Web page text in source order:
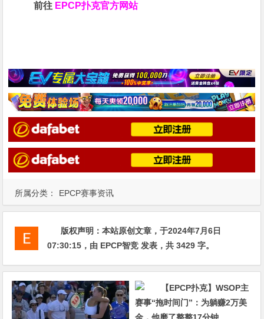
所属分类： EPCP赛事资讯
前往 EPCP扑克官方网站
版权声明：本站原创文章，于2024年7月6日
07:30:15 ，由 EPCP智竞 发表，共 3429 字。